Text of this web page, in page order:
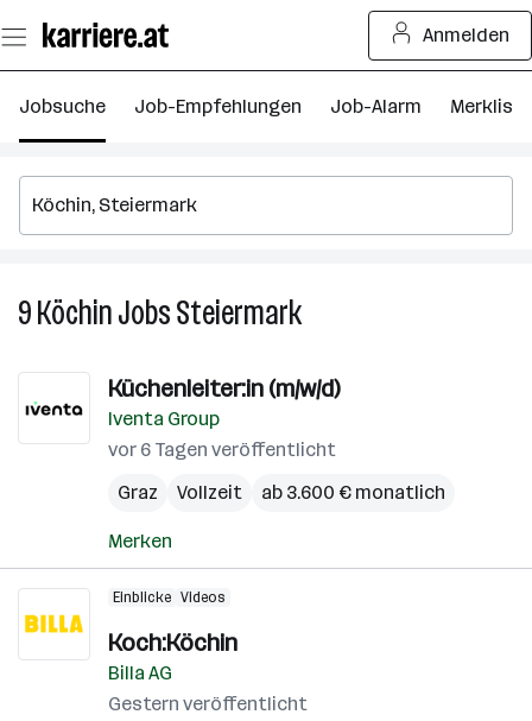
Seiteninhalt
springen
Anmelden
Jobsuche Job-Empfehlungen Job-Alarm Merkliste
9KöchinJobsSteiermark9
in
Küchenleiter:in (m/w/d)
Iventa Group
vor 6 Tagen veröffentlicht
Graz
Vollzeit ab 3.600 € monatlich
Merken
Einblicke Videos
Koch:Köchin
Billa AG
Gestern veröffentlicht